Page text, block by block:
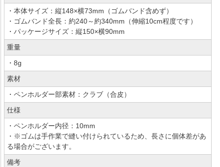
・本体サイズ：縦148×横73mm（ゴムバンド含めず）
・ゴムバンド全長：約240～約340mm（伸縮10cm程度です）
・パッケージサイズ：縦150×横90mm
重量
・8g
素材
・ペンホルダー部素材：クラブ（合皮）
仕様
・ペンホルダー内径：10mm
・※ゴムは手作業で縫い付けられているため、長さに個体差があ
る場合がございます。
備考